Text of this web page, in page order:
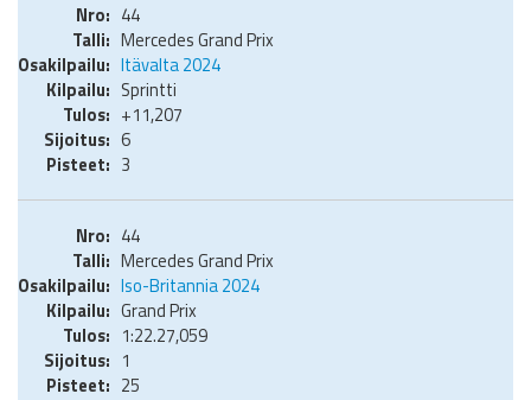
44
Mercedes Grand Prix
Itävalta 2024
Sprintti
+11,207
6
3
44
Mercedes Grand Prix
Iso-Britannia 2024
Grand Prix
1:22.27,059
1
25